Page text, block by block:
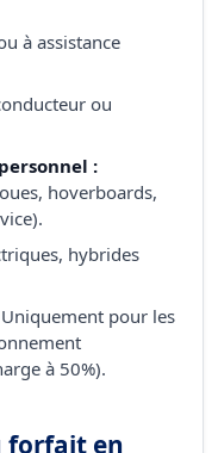
à assistance
ou
:
hoverboards,
hybrides
Uniquement pour les
à 50%).
forfait en